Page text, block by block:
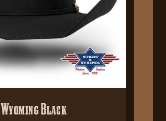
Wyoming Black